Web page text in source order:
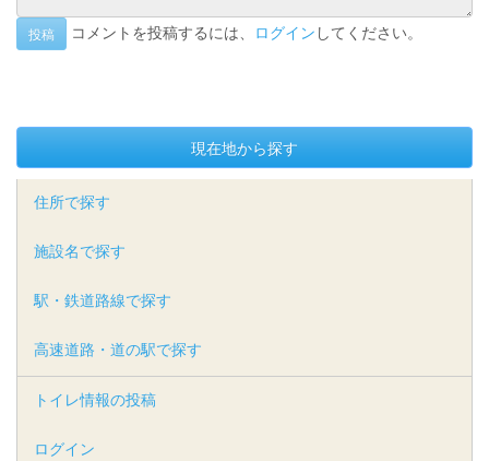
投稿 コメントを投稿するには、 ログイン してください。
現在地から探す
住所で探す
施設名で探す
駅・鉄道路線で探す
高速道路・道の駅で探す
トイレ情報の投稿
ログイン